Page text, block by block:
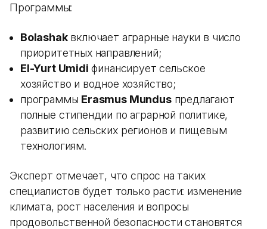
Программы:
Bolashakвключает аграрные науки в число
приоритетных направлений;
El-Yurt Umidi финансирует сельское
хозяйство и водное хозяйство;
программы Erasmus Mundusпредлагают
полные стипендии по аграрной политике,
развитию сельских регионов и пищевым
технологиям.
Эксперт отмечает, что спрос на таких
специалистов будет только расти: изменение
климата, рост населения и вопросы
продовольственной безопасности становятся